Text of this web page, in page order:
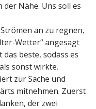
Nähe. Uns soll es
an zu regnen,
Wetter“ angesagt
beste, sodass es
sonst wirkte.
zur Sache und
mitnehmen. Zuerst
der zwei